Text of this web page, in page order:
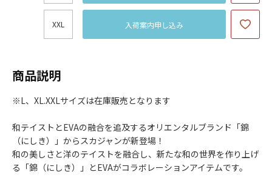
XXL 入荷案内申し込み
商品説明
※L、XL.XXLサイズは在庫販売となります
和テイストとEVAの融合を追及するオリエンタルブランド「錦
（にしき）」からスカジャンが新登場！
和の美しさと洋のテイストを融合し、新たな和の世界を作り上げ
る「錦（にしき）」とEVAがコラボレーションアイテムです。